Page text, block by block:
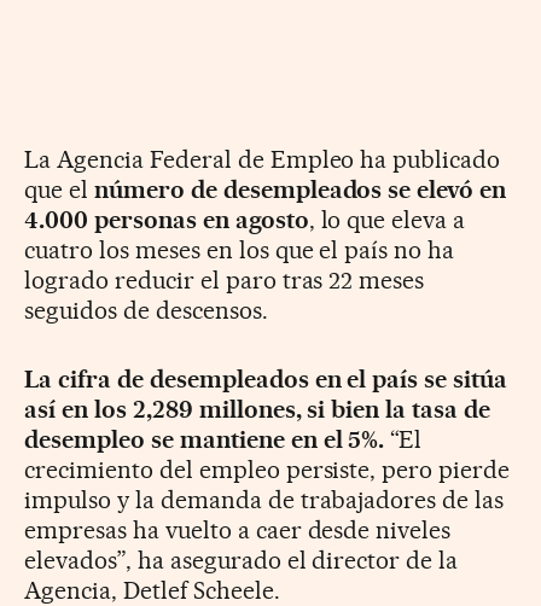
La Agencia Federal de Empleo ha publicado
que el número de desempleados se elevó en
4.000 personas en agosto, lo que eleva a
cuatro los meses en los que el país no ha
logrado reducir el paro tras 22 meses
seguidos de descensos.
La cifra de desempleados en el país se sitúa
así en los 2,289 millones, si bien la tasa de
desempleo se mantiene en el 5%. “El
crecimiento del empleo persiste, pero pierde
impulso y la demanda de trabajadores de las
empresas ha vuelto a caer desde niveles
elevados”, ha asegurado el director de la
Agencia, Detlef Scheele.